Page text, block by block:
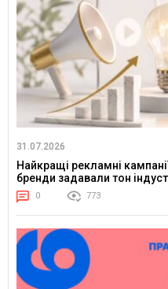
31.07.2026
Найкращі рекламні
бренди задавали тон
0 773